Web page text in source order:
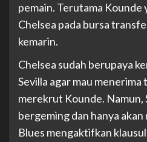
pemain. Terutama Kounde
Chelsea pada bursa
kemarin.
Chelsea sudah berupaya
Sevilla agar mau
merekrut Kounde. Namun,
bergeming dan hanya
Blues mengaktifkan